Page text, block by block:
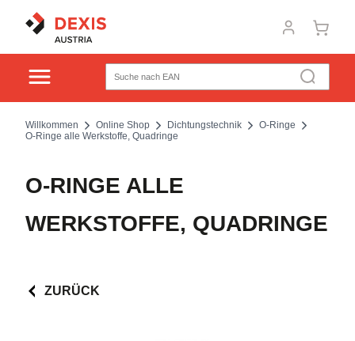
Willkommen Online Shop Dichtungstechnik
O-Ringe
O-Ringe alle Werkstoffe, Quadringe
O-RINGE ALLE
WERKSTOFFE, QUADRINGE
ZURÜCK